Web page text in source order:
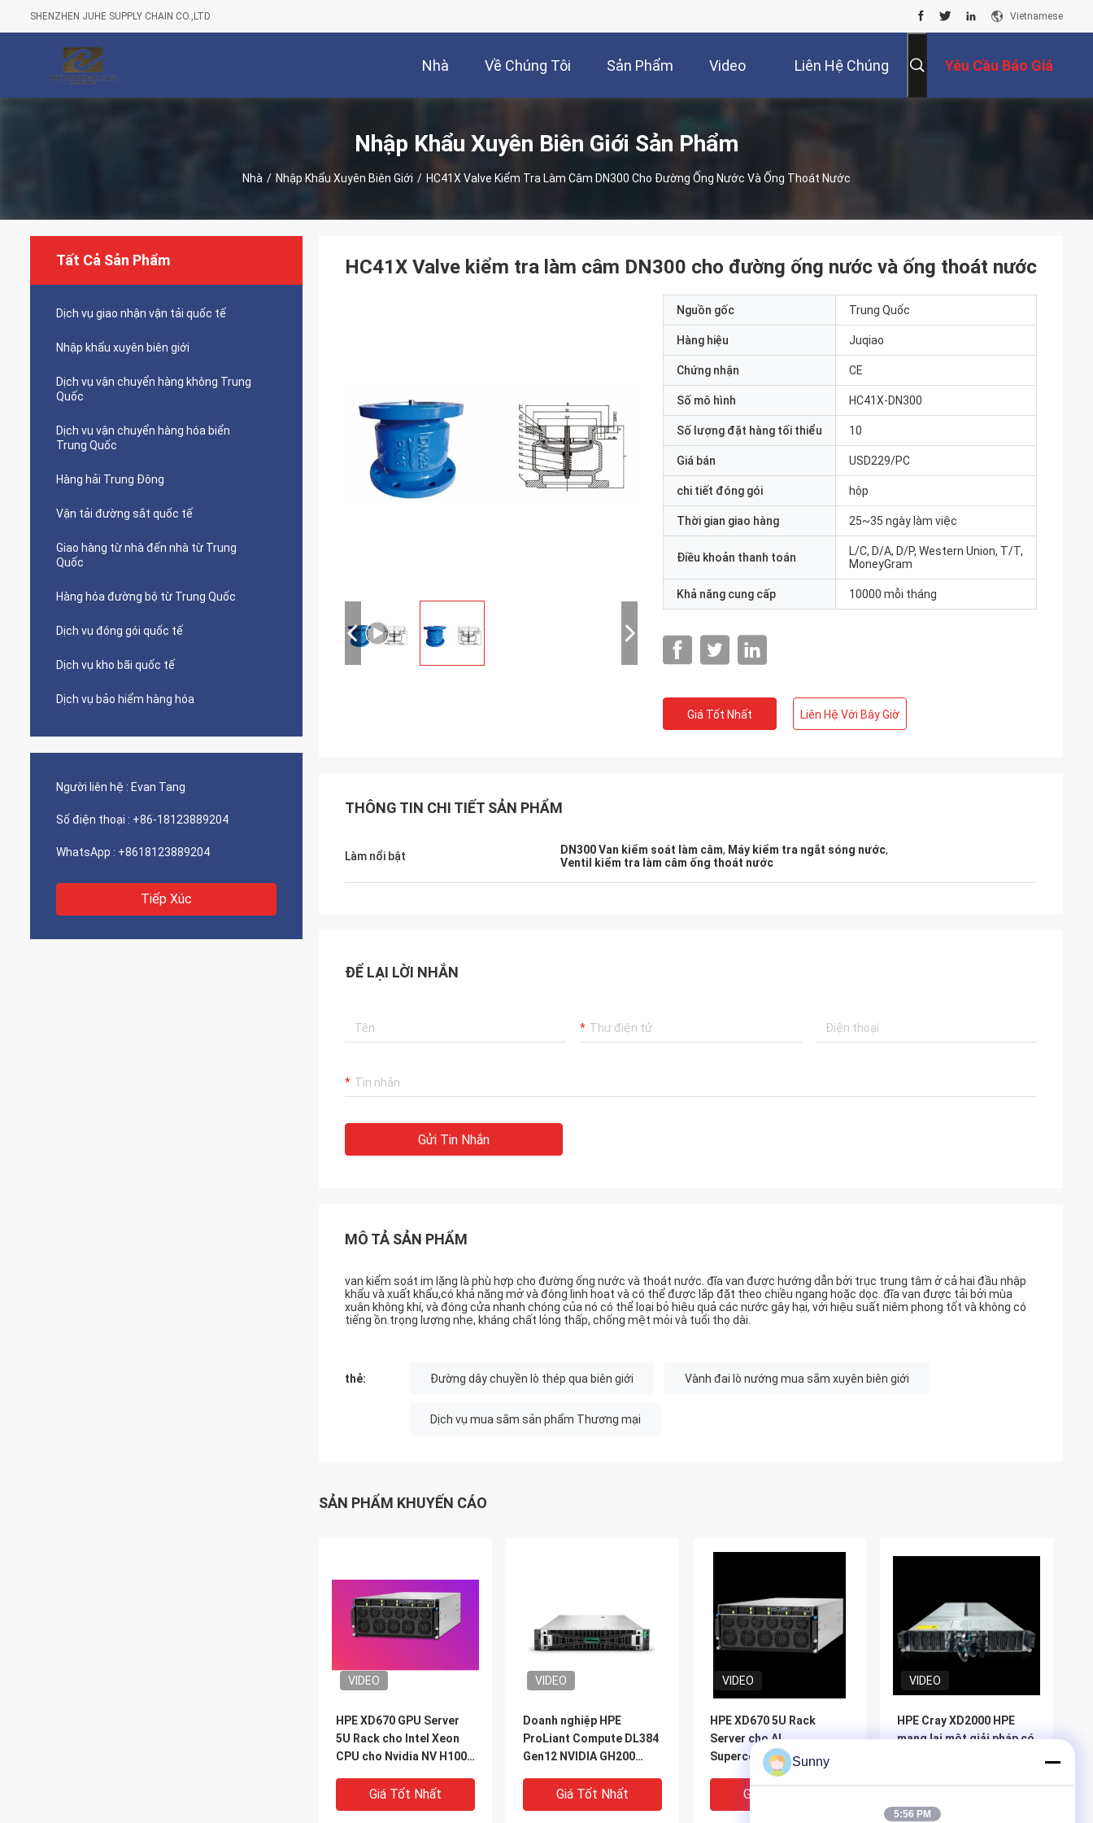
SHENZHEN JUHE SUPPLY CHAIN CO.,LTD Vietnamese
Nhà Về Chúng Tôi Sản Phẩm Video Liên Hệ Chúng Yêu Cầu Báo Giá
Nhập Khẩu Xuyên Biên Giới Sản Phẩm
Nhà / Nhập Khẩu Xuyên Biên Giới / HC41X Valve Kiểm Tra Làm Câm DN300 Cho Đường Ống Nước Và Ống Thoát Nước
Tất Cả Sản Phẩm
Dịch vụ giao nhận vận tải quốc tế
Nhập khẩu xuyên biên giới
Dịch vụ vận chuyển hàng không Trung
Quốc
Dịch vụ vận chuyển hàng hóa biển
Trung Quốc
Hàng hải Trung Đông
Vận tải đường sắt quốc tế
Giao hàng từ nhà đến nhà từ Trung
Quốc
Hàng hóa đường bộ từ Trung Quốc
Dịch vụ đóng gói quốc tế
Dịch vụ kho bãi quốc tế
Dịch vụ bảo hiểm hàng hóa
Người liên hệ : Evan Tang
Số điện thoại : +86-18123889204
WhatsApp : +8618123889204
Tiếp Xúc
HC41X Valve kiểm tra làm câm DN300 cho đường ống nước và ống thoát nước
Nguồn gốc Trung Quốc
Hàng hiệu Juqiao
Chứng nhận CE
Số mô hình HC41X-DN300
Số lượng đặt hàng tối thiểu 10
Giá bán USD229/PC
chi tiết đóng gói hộp
Thời gian giao hàng 25~35 ngày làm việc
Điều khoản thanh toán
L/C, D/A, D/P, Western Union, T/T,
MoneyGram
Khả năng cung cấp 10000 mỗi tháng
Giá Tốt Nhất Liên Hệ Với Bây Giờ
THÔNG TIN CHI TIẾT SẢN PHẨM
Làm nổi bật DN300 Van kiểm soát làm câm, Máy kiểm tra ngắt sóng nước,
Ventil kiểm tra làm câm ống thoát nước
ĐỂ LẠI LỜI NHẮN
Gửi Tin Nhắn
MÔ TẢ SẢN PHẨM
van kiểm soát im lặng là phù hợp cho đường ống nước và thoát nước. đĩa van được hướng dẫn bởi trục trung tâm ở cả hai đầu nhập
khẩu và xuất khẩu,có khả năng mở và đóng linh hoạt và có thể được lắp đặt theo chiều ngang hoặc dọc. đĩa van được tải bởi mùa
xuân không khí, và đóng cửa nhanh chóng của nó có thể loại bỏ hiệu quả các nước gây hại, với hiệu suất niêm phong tốt và không có
tiếng ồn.trọng lượng nhẹ, kháng chất lỏng thấp, chống mệt mỏi và tuổi thọ dài.
thẻ: Đường dây chuyền lò thép qua biên giới Vành đai lò nướng mua sắm xuyên biên giới
Dịch vụ mua sắm sản phẩm Thương mại
SẢN PHẨM KHUYẾN CÁO
VIDEO
HPE XD670 GPU Server
5U Rack cho Intel Xeon
CPU cho Nvidia NV H100
Nvlink AI Supercomputing
Case
Giá Tốt Nhất
VIDEO
Doanh nghiệp HPE
ProLiant Compute DL384
Gen12 NVIDIA GH200
Private Cloud Rack
Mount Gpu AI Server
Giá Tốt Nhất
VIDEO
HPE XD670 5U Rack
Server cho AI
Supercomputing Được hỗ
trợ bởi Intel Xeon CPU và
Nvidia Hopper GPU
Giá Tốt Nhất
VIDEO
HPE Cray XD2000 HPE
mang lại một giải pháp có
Sunny
5:56 PM